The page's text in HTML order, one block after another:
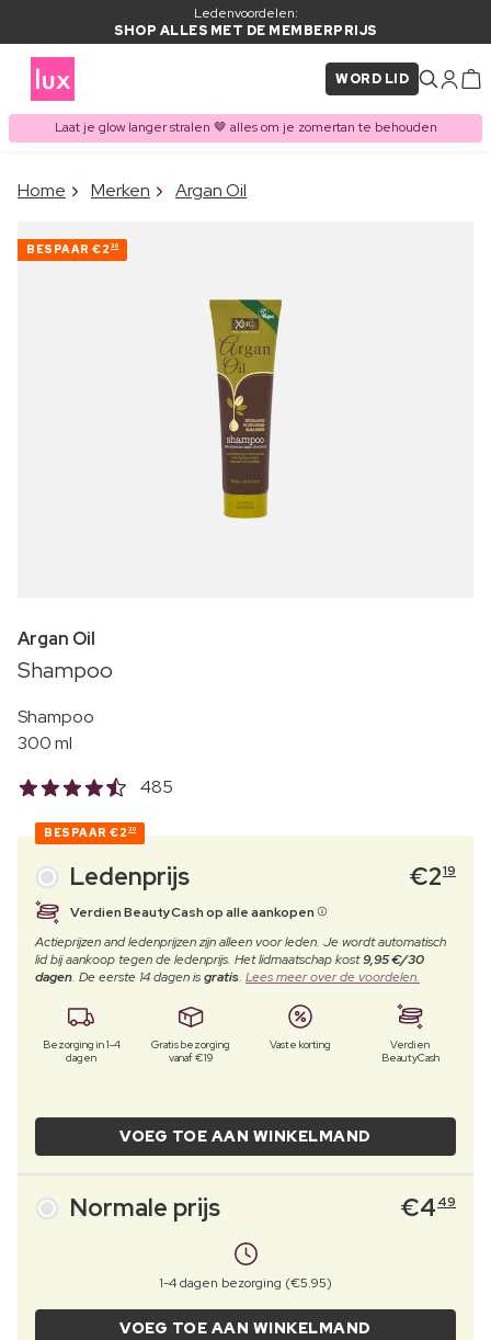
Ledenvoordelen:
SHOP ALLES MET DE MEMBERPRIJS
WORD LID
Laat je glow langer stralen 🤎 alles om je zomertan te behouden
ITEM TOEGEVOEGD AAN
Vaak samen gekocht met
Home Merken Argan Oil
BESPAAR €2 30
Argan Oil
Shampoo
Shampoo
300 ml
485
BESPAAR €2 30
Ledenprijs €219
Verdien BeautyCash op alle aankopen
Actieprijzen and ledenprijzen zijn alleen voor leden. Je wordt automatisch
lid bij aankoop tegen de ledenprijs. Het lidmaatschap kost9,95 €/30
dagen. De eerste 14 dagen isgratis. Lees meer over de voordelen.
Bezorging in 1-4
dagen
Gratis bezorging
vanaf €19
Vaste korting
Verdien
BeautyCash
VOEG TOE AAN WINKELMAND
Normale prijs €4 49
1-4 dagen bezorging (€5.95)
VOEG TOE AAN WINKELMAND